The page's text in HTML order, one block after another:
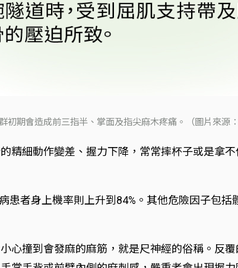
初期會造成前三指半、掌面及指尖麻木疼痛。（圖片來源：
精細動作變差、握力下降，常常摔杯子或是拿
患者身上機率則上升到84%。其他危險因子包
心撞到會發麻的麻筋，就是尺神經的俗稱。反